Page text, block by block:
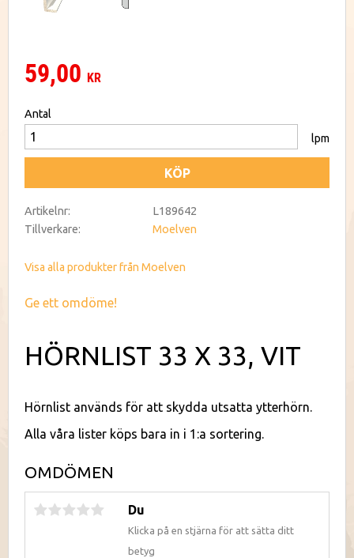
59,00 KR
Antal
lpm
KÖP
Artikelnr
L189642
Tillverkare
Moelven
Visa alla produkter från Moelven
Ge ett omdöme!
HÖRNLIST 33 X 33, VIT
Hörnlist används för att skydda utsatta ytterhörn.
Alla våra lister köps bara in i 1:a sortering.
OMDÖMEN
Du
Klicka på en stjärna för att sätta ditt
betyg